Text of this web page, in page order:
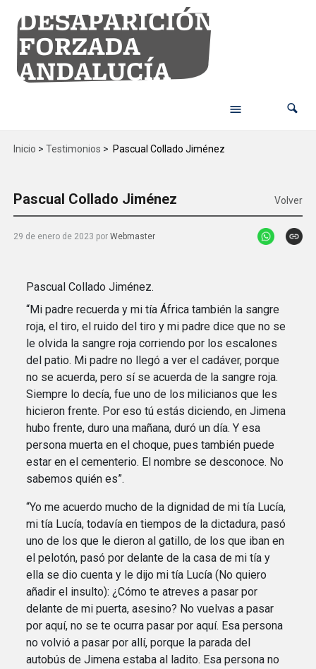
Inicio > Testimonios > Pascual Collado Jiménez
Pascual Collado Jiménez Volver
29 de enero de 2023 por Webmaster
Pascual Collado Jiménez.
“Mi padre recuerda y mi tía África también la sangre
roja, el tiro, el ruido del tiro y mi padre dice que no se
le olvida la sangre roja corriendo por los escalones
del patio. Mi padre no llegó a ver el cadáver, porque
no se acuerda, pero sí se acuerda de la sangre roja.
Siempre lo decía, fue uno de los milicianos que les
hicieron frente. Por eso tú estás diciendo, en Jimena
hubo frente, duro una mañana, duró un día. Y esa
persona muerta en el choque, pues también puede
estar en el cementerio. El nombre se desconoce. No
sabemos quién es”.
“Yo me acuerdo mucho de la dignidad de mi tía Lucía,
mi tía Lucía, todavía en tiempos de la dictadura, pasó
uno de los que le dieron al gatillo, de los que iban en
el pelotón, pasó por delante de la casa de mi tía y
ella se dio cuenta y le dijo mi tía Lucía (No quiero
añadir el insulto): ¿Cómo te atreves a pasar por
delante de mi puerta, asesino? No vuelvas a pasar
por aquí, no se te ocurra pasar por aquí. Esa persona
no volvió a pasar por allí, porque la parada del
autobús de Jimena estaba al ladito. Esa persona no